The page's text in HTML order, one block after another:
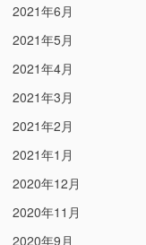
2021年6月
2021年5月
2021年4月
2021年3月
2021年2月
2021年1月
2020年12月
2020年11月
2020年9月